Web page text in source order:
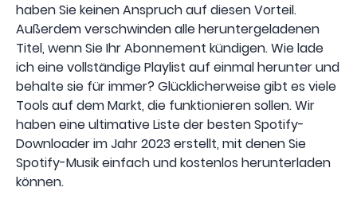
haben Sie keinen Anspruch auf diesen Vorteil.
Außerdem verschwinden alle heruntergeladenen
Titel, wenn Sie Ihr Abonnement kündigen. Wie lade
ich eine vollständige Playlist auf einmal herunter und
behalte sie für immer? Glücklicherweise gibt es viele
Tools auf dem Markt, die funktionieren sollen. Wir
haben eine ultimative Liste der besten Spotify-
Downloader im Jahr 2023 erstellt, mit denen Sie
Spotify-Musik einfach und kostenlos herunterladen
können.